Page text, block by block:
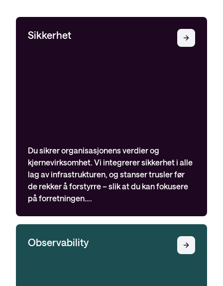
Sikkerhet
Du sikrer organisasjonens verdier og
kjernevirksomhet. Vi integrerer sikkerhet i alle
lag av infrastrukturen, og stanser trusler før
de rekker å forstyrre – slik at du kan fokusere
på forretningen….
Observability